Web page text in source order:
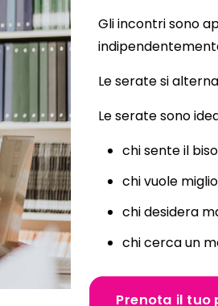
Gli incontri sono
Le serate si
Le serate sono
chi sente il
chi vuole
chi desidera
chi cerca un
Prenota il tuo